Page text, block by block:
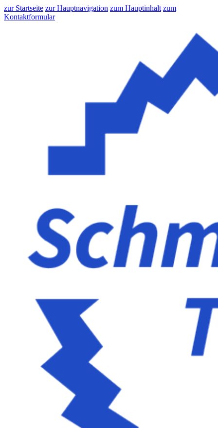
zur Startseite zur Hauptnavigation zum Hauptinhalt zum
Kontaktformular